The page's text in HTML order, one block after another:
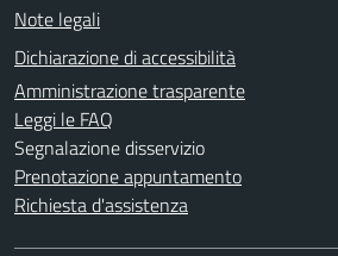
Note legali
Dichiarazione di accessibilità
Amministrazione trasparente
Leggi le FAQ
Segnalazione disservizio
Prenotazione appuntamento
Richiesta d'assistenza